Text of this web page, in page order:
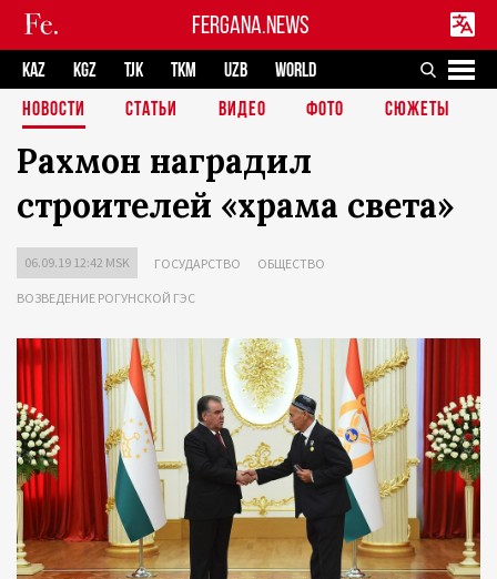
FERGANA.NEWS
KAZ KGZ TJK TKM UZB
WORLD
НОВОСТИ
СТАТЬИ ВИДЕО ФОТО СЮЖЕТЫ
Рахмон наградил
строителей «храма света»
06.09.19 12:42 MSK ГОСУДАРСТВО ОБЩЕСТВО
ВОЗВЕДЕНИЕ РОГУНСКОЙ ГЭС